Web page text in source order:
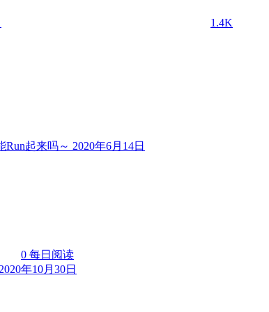
1.4K
Run起来吗～ 2020年6月14日
0 每日阅读
年10月30日